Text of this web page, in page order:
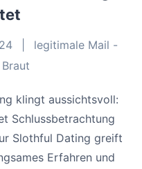
legitimale Mail -
klingt aussichtsvoll:
Schlussbetrachtung
Slothful Dating greift
Erfahren und